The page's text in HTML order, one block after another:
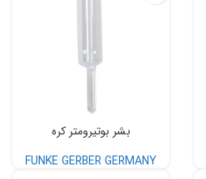
بشر بوتیرومتر کره
FUNKE GERBER GERMANY